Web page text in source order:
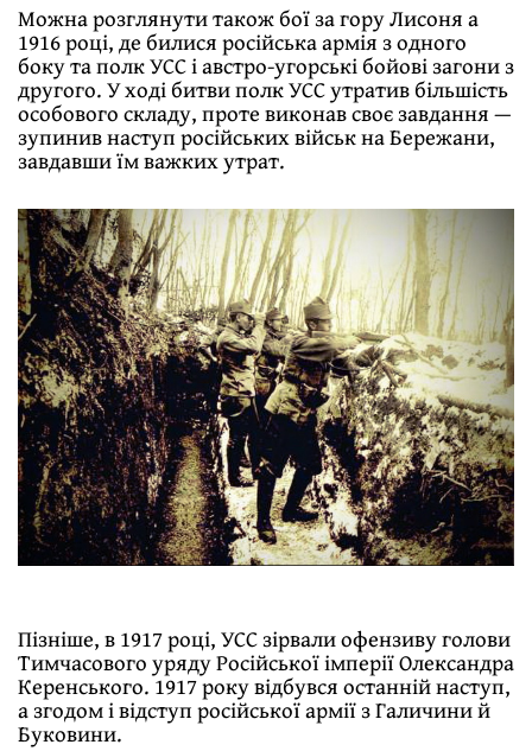
Можна розглянути також бої за гору Лисоня а
1916 році, де билися російська армія з одного
боку та полк УСС і австро-угорські бойові загони з
другого. У ході битви полк УСС утратив більшість
особового складу, проте виконав своє завдання —
зупинив наступ російських військ на Бережани,
завдавши їм важких утрат.
Пізніше, в 1917 році, УСС зірвали офензиву голови
Тимчасового уряду Російської імперії Олександра
Керенського. 1917 року відбувся останній наступ,
а згодом і відступ російської армії з Галичини й
Буковини.